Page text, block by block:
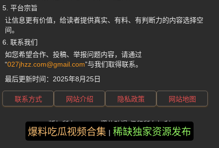
5. 平台宗旨
让信息更有价值，给读者提供真实、有料、有判断力的内容选择空
间。
6. 联系我们
如您希望合作、投稿、举报问题内容，请通过
“027jhzz.com@gmail.com”与我们取得联系。
最后更新时间： 2025年8月25日
爆料吃瓜视频合集 稀缺独家资源发布
联系方式 网站介绍 隐私政策 网站地图
版权所有 ©2025 樱花动漫 保留所有权利